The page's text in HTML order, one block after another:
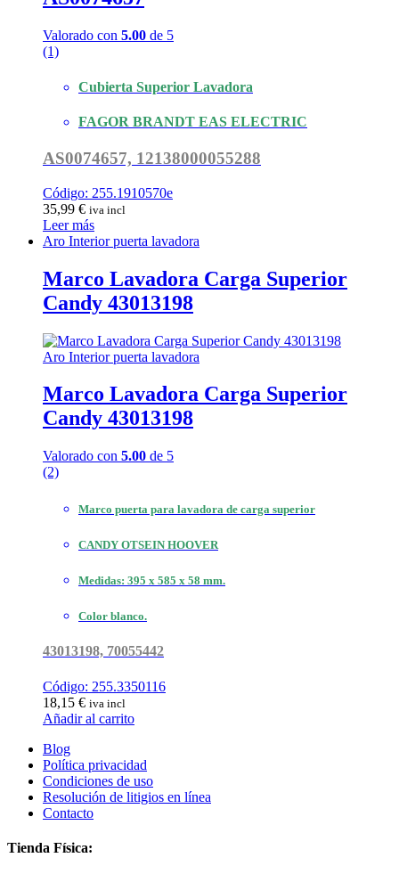
Valorado con 5.00 de 5
(1)
Cubierta Superior Lavadora
FAGOR BRANDT EAS ELECTRIC
AS0074657, 12138000055288
Código: 255.1910570e
35,99 € iva incl
Leer más
Aro Interior puerta lavadora
Marco Lavadora Carga Superior
Candy 43013198
Aro Interior puerta lavadora
Marco Lavadora Carga Superior
Candy 43013198
Valorado con 5.00 de 5
(2)
Marco puerta para lavadora de carga superior
CANDY OTSEIN HOOVER
Medidas: 395 x 585 x 58 mm.
Color blanco.
43013198, 70055442
Código: 255.3350116
18,15 € iva incl
Añadir al carrito
Blog
Política privacidad
Condiciones de uso
Resolución de litigios en línea
Contacto
Tienda Física: